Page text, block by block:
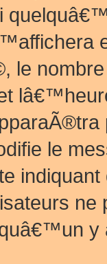
le
le
y